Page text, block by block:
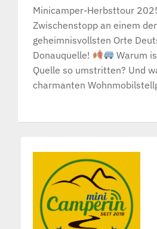
Minicamper-Herbsttour
Zwischenstopp an einem der
geheimnisvollsten Orte
Donauquelle!
Warum
Quelle so umstritten? Und
charmanten